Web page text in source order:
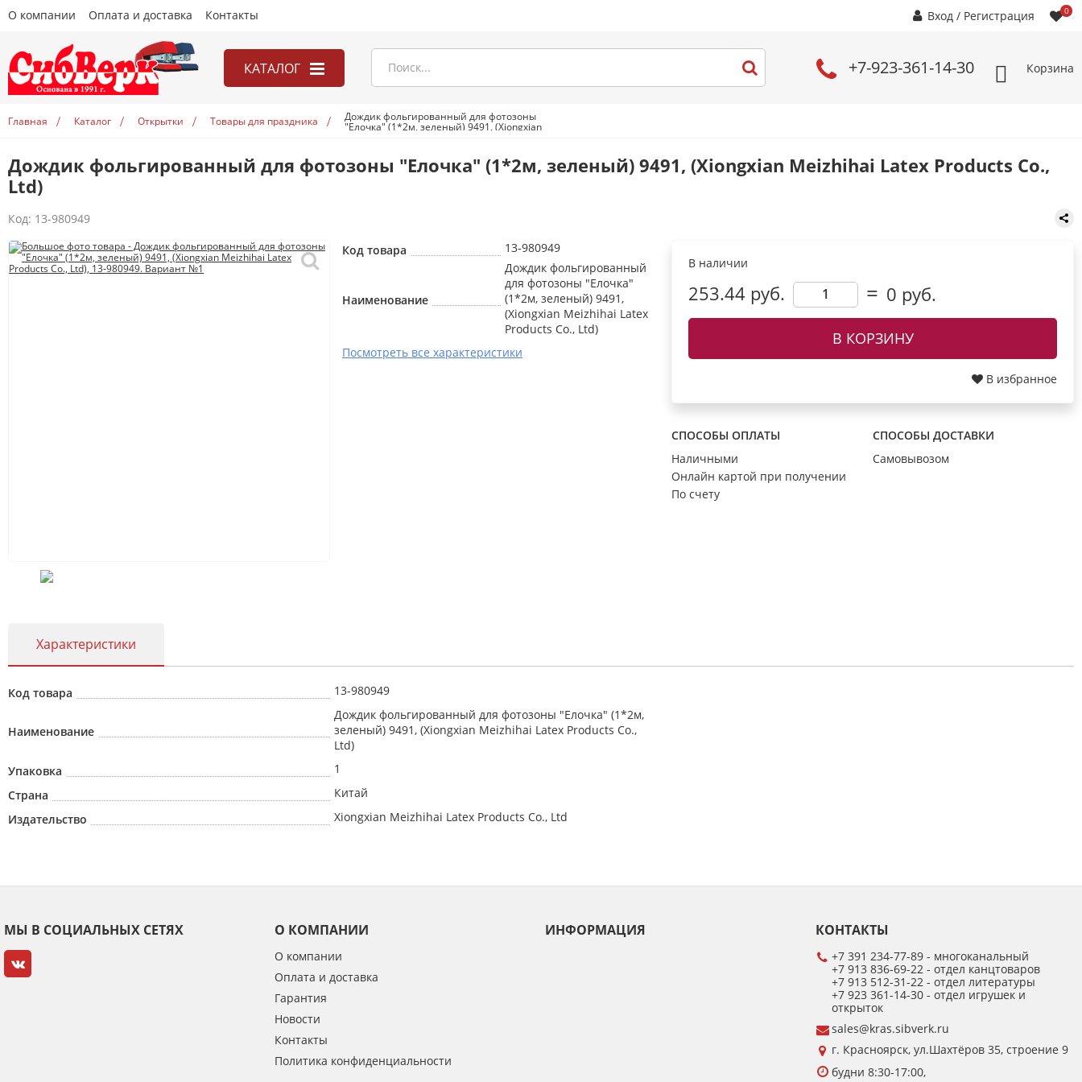
О компании Оплата и доставка Контакты Вход / Регистрация 0
КАТАЛОГ
Игры
Открытки
Учебники
+7-923-361-14-30 Корзина
Главная Каталог Открытки Товары для праздника Дождик фольгированный для фотозоны
"Елочка" (1*2м, зеленый) 9491, (Xiongxian
Дождик фольгированный для фотозоны "Елочка" (1*2м, зеленый) 9491, (Xiongxian Meizhihai Latex Products Co.,
Ltd)
Код: 13-980949
Код товара 13-980949
Наименование
Дождик фольгированный
для фотозоны "Елочка"
(1*2м, зеленый) 9491,
(Xiongxian Meizhihai Latex
Products Co., Ltd)
Посмотреть все характеристики
В наличии
253.44 руб. 0 руб.
В КОРЗИНУ
В избранное
СПОСОБЫ ОПЛАТЫ
Наличными
Онлайн картой при получении
По счету
СПОСОБЫ ДОСТАВКИ
Самовывозом
Характеристики
Код товара 13-980949
Наименование
Дождик фольгированный для фотозоны "Елочка" (1*2м,
зеленый) 9491, (Xiongxian Meizhihai Latex Products Co.,
Ltd)
Упаковка
1
Страна
Китай
Издательство
Xiongxian Meizhihai Latex Products Co., Ltd
МЫ В СОЦИАЛЬНЫХ СЕТЯХ О КОМПАНИИ
О компании
Оплата и доставка
Гарантия
Новости
Контакты
Политика конфиденциальности
ИНФОРМАЦИЯ КОНТАКТЫ
+7 391 234-77-89 - многоканальный
+7 913 836-69-22 - отдел канцтоваров
+7 913 512-31-22 - отдел литературы
+7 923 361-14-30 - отдел игрушек и
открыток
sales@kras.sibverk.ru
г. Красноярск, ул.Шахтёров 35, строение 9
будни 8:30-17:00,